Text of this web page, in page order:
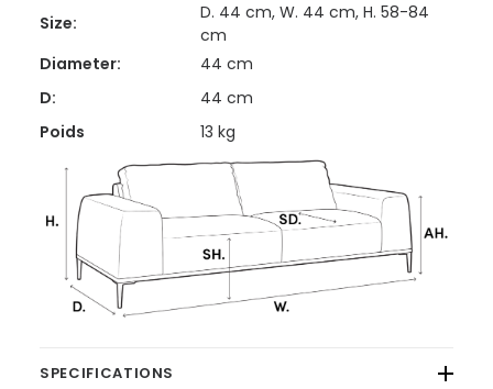
Size:
D. 44 cm, W. 44 cm, H. 58-84
cm
Diameter:
44 cm
D:
44 cm
Poids
13 kg
SPECIFICATIONS